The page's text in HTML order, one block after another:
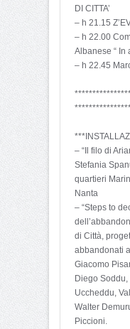
DI CITTA’
– h 21.15
– h 22.00
Albanese “ In
– h 22.45
– “Il filo di
Stefania
quartieri
Nanta
– “Steps to
di Città,
abbandonati
Giacomo
Diego
Uccheddu,
Walter
Piccioni.